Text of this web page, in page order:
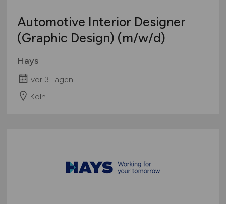
Automotive Interior Designer
(Graphic Design) (m/w/d)
Hays
vor 3 Tagen
Köln